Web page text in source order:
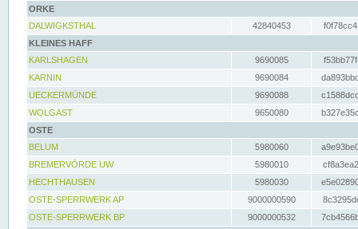
ORKE
DALWIGKSTHAL
42840453
KLEINES HAFF
KARLSHAGEN
9690085
KARNIN
9690084
UECKERMÜNDE
9690088
WOLGAST
9650080
OSTE
BELUM
5980060
BREMERVÖRDE UW
5980010
HECHTHAUSEN
5980030
OSTE-SPERRWERK AP
9000000590
OSTE-SPERRWERK BP
9000000532